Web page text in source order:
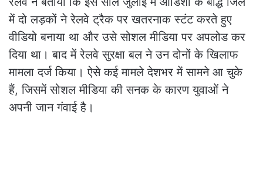
में दो लड़कों ने रेलवे ट्रैक पर खतरनाक स्टंट करते हुए
वीडियो बनाया था और उसे सोशल मीडिया पर अपलोड कर
दिया था। बाद में रेलवे सुरक्षा बल ने उन दोनों के खिलाफ
मामला दर्ज किया। ऐसे कई मामले देशभर में सामने आ चुके
हैं, जिसमें सोशल मीडिया की सनक के कारण युवाओं ने
अपनी जान गंवाई है।